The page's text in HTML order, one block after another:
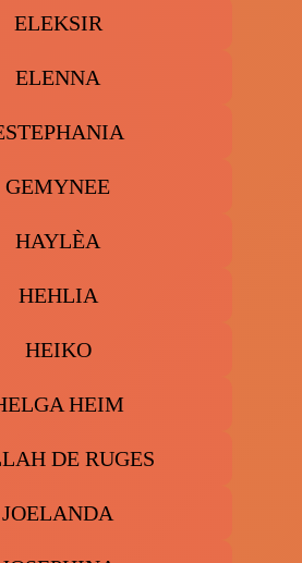
ELEKSIR
ELENNA
GEMYNEE
HAYLÈA
HEHLIA
HEIKO
HEIM
DE RUGES
JOELANDA